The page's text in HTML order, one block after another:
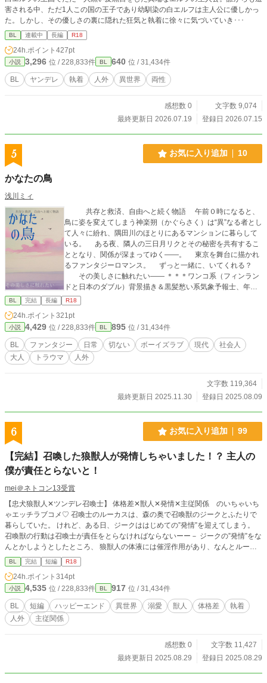
害される中、ただ1人この国の王子であり幼馴染の白エルフは主人公に優しかっ
た。しかし、その優しさの裏に隠れた狂気と執着に徐々に気づいていき･･･
BL 連載中 長編 R18
24h.ポイント 427pt
小説 3,296 位 / 228,833件 BL 640 位 / 31,434件
BL ヤンデレ 執着 人外 異世界 両性
感想数 0
文字数 9,074
最終更新日 2026.07.19
登録日 2026.07.15
5 お気に入り追加 10
かなたの鳥
浅川ミィ
共存と救済、自由へと続く物語 午前０時になると、
鳥に姿を変えてしまう神楽朔（かぐらさく）は“異”なる者とし
て人々に紛れ、隅田川のほとりにあるマンションに暮らして
いる。 ある夜、隣人の三日月リクとその秘密を共有するこ
ととなり、関係が深まってゆく――。 東京を舞台に描かれ
るファンタジーロマンス。 ずっと一緒に、いてくれる？
その美しさに触れたい―― ＊＊＊ワンコ系（フィンラン
ドと日本のダブル）背景描き＆黒髪愁い系気象予報士、年の
差（８歳差）カップル♪春夏秋冬・クリスマス、巡る季節のラ
ブストーリー＊＊＊ ＼本作のスピンオフ作品『ドーナツ食べ
よッ』エブリスタにて連載中🍩／
BL 完結 長編 R18
24h.ポイント 321pt
小説 4,429 位 / 228,833件 BL 895 位 / 31,434件
BL ファンタジー 日常 切ない ボーイズラブ 現代
社会人
大人
トラウマ 人外
文字数 119,364
最終更新日 2025.11.30
登録日 2025.08.09
6 お気に入り追加 99
【完結】召喚した狼獣人が発情しちゃいました！？ 主人の
僕が責任とらないと！
mei＠ネトコン13受賞
【忠犬狼獣人✕ツンデレ召喚士】 体格差✕獣人✕発情✕主従関係 のいちゃいち
ゃエッチラブコメ♡ 召喚士のルーカスは、森の奥で召喚獣のジークとふたりで
暮らしていた。 けれど、ある日、ジークははじめての”発情”を迎えてしまう。
召喚獣の行動は召喚士が責任をとらなければならないーー－ ジークの”発情”をな
んとかしようとしたところ、 狼獣人の体液には催淫作用があり、なんとルーカ
スも発情してしまった！ 「主様、俺が治療してあげますね」 全身をぺろぺろと
舐められて、抱きしめられて、全然止まってくれない！？ 甘えるようだけど、
本能と独占欲が剥き出しで、がつがつに攻められちゃってーーー！！ 可愛い忠
犬狼が、本能剥き出しで執着してくる……！ 主従関係のほだされエッチラブコ
メ。 ※一万千字程度、全五話で完結しております。サクッと読める短編。 ※他
サイトにも投稿予定
BL 完結 短編 R18
24h.ポイント 314pt
小説 4,535 位 / 228,833件 BL 917 位 / 31,434件
BL 短編 ハッピーエンド 異世界 溺愛 獣人 体格差
執着
人外
主従関係
感想数 0
文字数 11,427
最終更新日 2025.08.29
登録日 2025.08.29